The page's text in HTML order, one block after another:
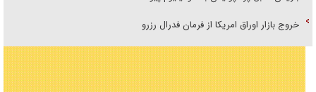
خروج بازار اوراق امریکا از فرمان فدرال رزرو